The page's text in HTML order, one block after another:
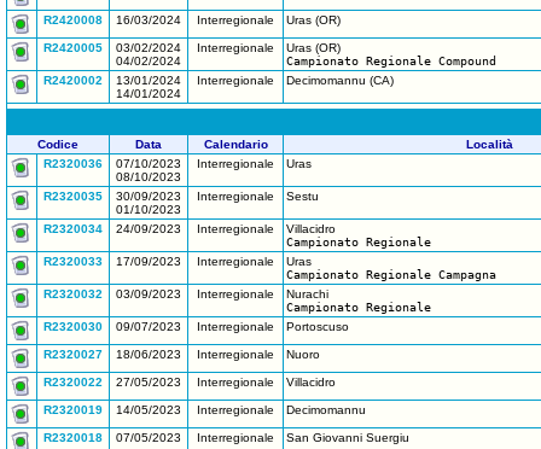
R2420008 16/03/2024 Interregionale Uras (OR)
R2420005
03/02/2024
04/02/2024
Interregionale
Uras (OR)
Campionato Regionale Compound
R2420002
13/01/2024
14/01/2024
Interregionale Decimomannu (CA)
Codice Data Calendario
Località
R2320036
07/10/2023
08/10/2023
Interregionale Uras
R2320035
30/09/2023
01/10/2023
Interregionale Sestu
R2320034 24/09/2023 Interregionale
Villacidro
Campionato Regionale
R2320033
17/09/2023 Interregionale
Uras
Campionato Regionale Campagna
R2320032
03/09/2023 Interregionale
Nurachi
Campionato Regionale
R2320030
09/07/2023 Interregionale Portoscuso
R2320027 18/06/2023 Interregionale Nuoro
R2320022 27/05/2023 Interregionale Villacidro
R2320019 14/05/2023 Interregionale Decimomannu
R2320018 07/05/2023 Interregionale San Giovanni Suergiu